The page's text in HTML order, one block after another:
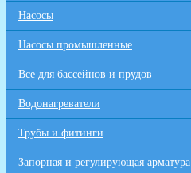
Насосы
Насосы промышленные
Все для бaссейнов и прудов
Водонагреватели
Трубы и фитинги
Запорная и регулирующая арматура